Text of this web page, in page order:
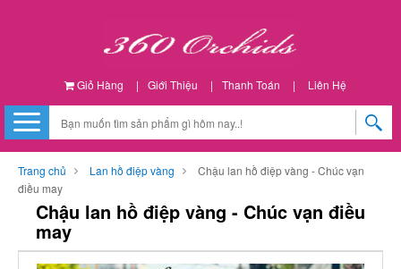
Giỏ Hàng | Giới Thiệu | Thanh Toán | Liên Hệ
Trang chủ Lan hồ điệp vàng
Chậu lan hồ điệp vàng - Chúc vạn
điều may
Chậu lan hồ điệp vàng - Chúc vạn điều
may